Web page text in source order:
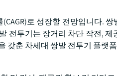
로 성장할 전망입니다.
전투기는 장거리 차단 작전,
갖춘 차세대 쌍발 전투기 플랫